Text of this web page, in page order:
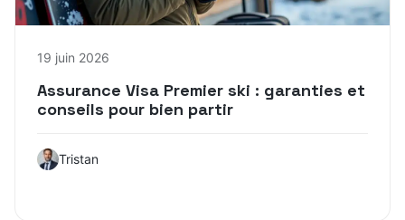
19 juin 2026
Assurance Visa Premier ski : garanties et
conseils pour bien partir
Tristan